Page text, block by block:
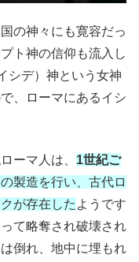
の神々にも寛容だっ
ト神の信仰も流入し
シデ）神という女神
、ローマにあるイシ
ーマ人は、 1世紀ご
製造を行い、古代ロ
が存在した ようです
て略奪され破壊され
倒れ、地中に埋もれ